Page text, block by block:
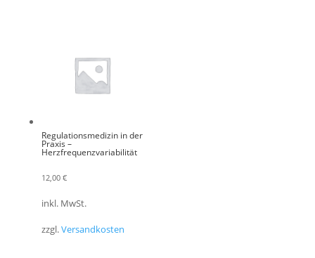
Regulationsmedizin in der
Praxis –
Herzfrequenzvariabilität
12,00 €
inkl. MwSt.
zzgl.Versandkosten